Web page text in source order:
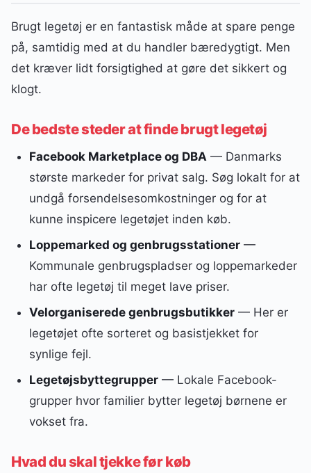
Brugt legetøj er en fantastisk måde at spare penge
på, samtidig med at du handler bæredygtigt. Men
det kræver lidt forsigtighed at gøre det sikkert og
klogt.
De bedste steder at finde brugt legetøj
Facebook Marketplace og DBA— Danmarks
største markeder for privat salg. Søg lokalt for at
undgå forsendelsesomkostninger og for at
kunne inspicere legetøjet inden køb.
Loppemarked og genbrugsstationer—
Kommunale genbrugspladser og loppemarkeder
har ofte legetøj til meget lave priser.
Velorganiserede genbrugsbutikker— Her er
legetøjet ofte sorteret og basistjekket for
synlige fejl.
Legetøjsbyttegrupper— Lokale Facebook-
grupper hvor familier bytter legetøj børnene er
vokset fra.
Hvad du skal tjekke før køb